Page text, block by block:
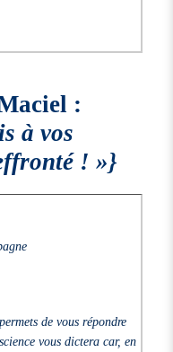
:
à vos
! »}
de vous répondre
vous dictera car, en